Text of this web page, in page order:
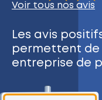
Voir tous nos avis
Les avis
permettent de
entreprise de